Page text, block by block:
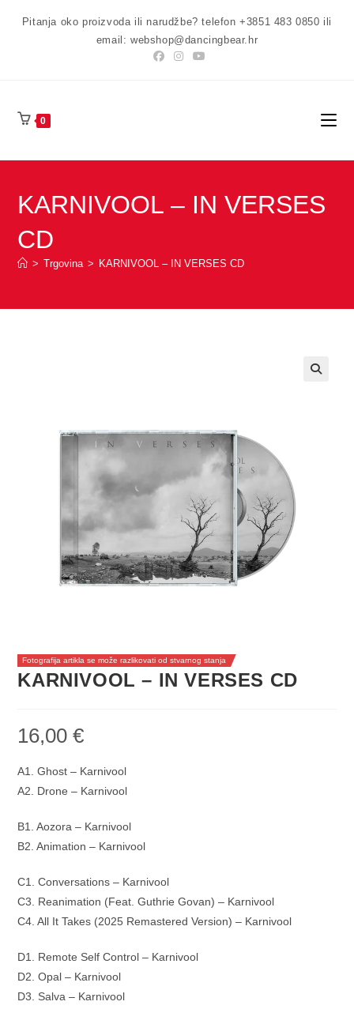
Pitanja oko proizvoda ili narudžbe? telefon +3851 483 0850 ili
email: webshop@dancingbear.hr
0
KARNIVOOL – IN VERSES
CD
> Trgovina > KARNIVOOL – IN VERSES CD
Fotografija artikla se može razlikovati od stvarnog stanja
KARNIVOOL – IN VERSES CD
16,00€
A1. Ghost – Karnivool
A2. Drone – Karnivool
B1. Aozora – Karnivool
B2. Animation – Karnivool
C1. Conversations – Karnivool
C3. Reanimation (Feat. Guthrie Govan) – Karnivool
C4. All It Takes (2025 Remastered Version) – Karnivool
D1. Remote Self Control – Karnivool
D2. Opal – Karnivool
D3. Salva – Karnivool